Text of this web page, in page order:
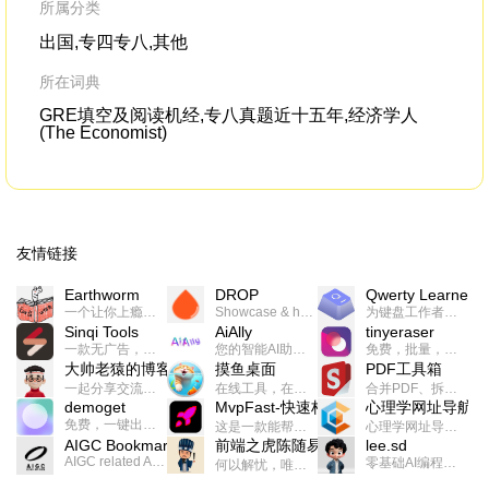
所属分类
出国,专四专八,其他
所在词典
GRE填空及阅读机经,专八真题近十五年,经济学人
(The Economist)
友情链接
Earthworm
一个让你上瘾的英语学习工具，使用 连词成句 、 i + 1 、 以终为始等学习理论来帮助你习得英语，通过不断的重复形成肌肉记忆，最重要的是 游戏化 的形式让学习英语从此不再痛苦
DROP
Showcase & host your work in extraordinary ways.不限速文件分享，托管，建站平台
Qwerty Learner
为键盘工作者设计的单词与肌肉记忆锻炼软件
Sinqi Tools
一款无广告，界面清爽的神奇在线小工具集合，范围包括但不限于：开发，设计，日常生活等
AiAlly
您的智能AI助手解决方案。提供24/7全天候的高效虚拟员工服务，助力个人和组织提升生产力、激发创新潜能。
tinyeraser
免费，批量，快速，一键换背景的桌面软件
大帅老猿的博客
一起分享交流生活学习，出海赚钱，编程技术，远程工作，优秀产品等相关话题。希望大家都能有所收获。
摸鱼桌面
在线工具，在线游戏，电影，小说各种有趣的资源这里都有
PDF工具箱
合并PDF、拆分PDF、旋转PDF、裁剪PDF、转换PDF、加密PDF、解密PDF、PDF加水印等多种PDF处理功能
demoget
免费，一键出成片的录屏Demo软件。支持4K导出，立即下载使用。
MvpFast-快速构建网站应用
这是一款能帮助你快速构建个人网站的应用，使用最新的前端技术栈，集成登录、鉴权、手机、邮箱、数据库、博客、文章、支付等等网站所需要的功能，你只需要花几个小时开发你的核心功能就可以上线，一次购买，永久拥有
心理学网址导航
心理学网址导航(psyhhub.org),着力打造国内心理学资源平台，是一个心理学网址资源大全，提供心理学学习,心理学考研,英语自学,计算机自学等众多学习内容。
AIGC Bookmarks
AIGC related Academy/Project bookmarks . Powered by Notion AI (Claude, ChatGPT).
前端之虎陈随易
何以解忧，唯有代码。不忘初心，方得始终。
lee.sd
零基础AI编程整活儿，跟SimbaLee用AI一起每天写点儿好玩儿的！iSay中每天还会有鲜吐槽、财经快讯、抽奖福利。喜欢就在页面“点赞”，不喜欢可以“点呸”喔！